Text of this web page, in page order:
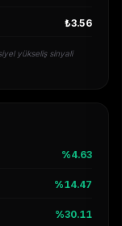
₺3.56
yükseliş sinyali
%4.63
%14.47
%30.11